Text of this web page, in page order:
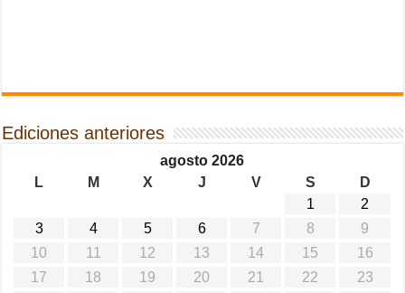
Ediciones anteriores
agosto 2026
L
M X J V S
D
1
2
3
4 5 6 7 8
9
10
11 12 13 14 15
16
17
18 19 20 21 22
23